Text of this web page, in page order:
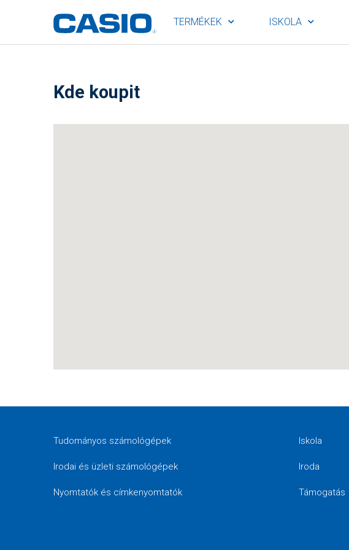
TERMÉKEK ISKOLA
Kde koupit
Tudományos számológépek
Irodai és üzleti számológépek
Nyomtatók és címkenyomtatók
Iskola
Iroda
Támogatás